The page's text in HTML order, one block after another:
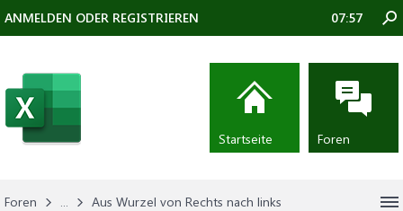
Foren ...
Aus Wurzel von Rechts nach links
ANMELDEN ODER REGISTRIEREN 07:57
Startseite Foren